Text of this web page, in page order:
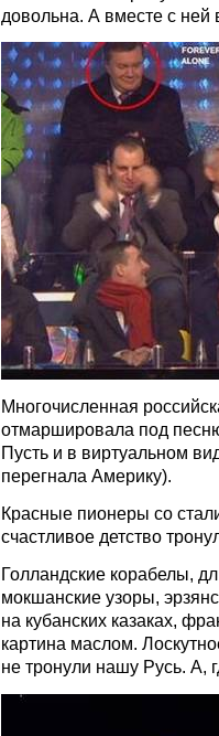
довольна. А вместе с ней
Многочисленная
отмаршировала под
Пусть и в виртуальном
перегнала Америку).
Красные пионеры со
счастливое детство
Голландские корабелы,
мокшанские узоры,
на кубанских казаках,
картина маслом.
не тронули нашу Русь. А,